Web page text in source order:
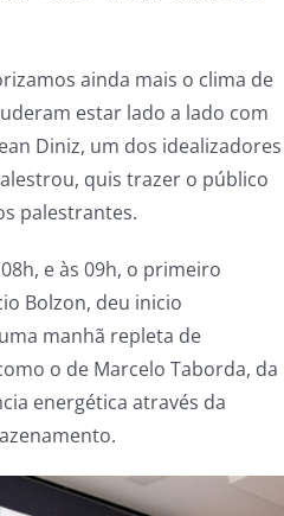
ainda mais o clima de
estar lado a lado com
Diniz, um dos idealizadores
quis trazer o público
palestrantes.
e às 09h, o primeiro
Bolzon, deu inicio
manhã repleta de
o de Marcelo Taborda, da
energética através da